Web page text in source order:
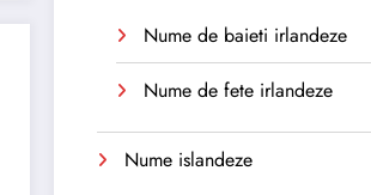
Nume de baieti irlandeze
Nume de fete irlandeze
Nume islandeze